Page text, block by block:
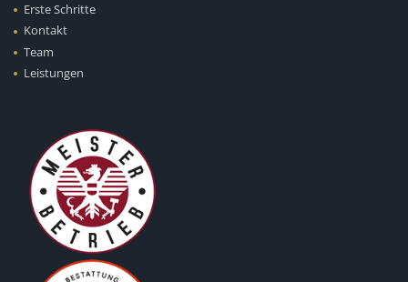
Erste Schritte
Kontakt
Team
Leistungen